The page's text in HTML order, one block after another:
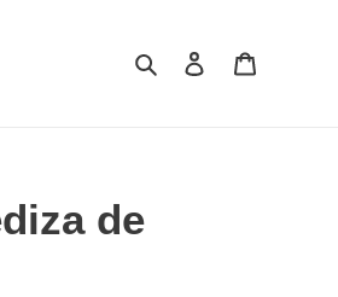
Buscar Ingresar
de